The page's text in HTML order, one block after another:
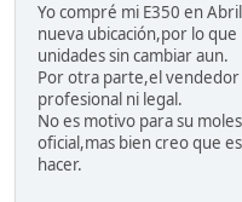
Yo compré mi E350 en
nueva ubicación,por lo
unidades sin cambiar aun.
Por otra parte,el
profesional ni legal.
No es motivo para su
oficial,mas bien creo que
hacer.